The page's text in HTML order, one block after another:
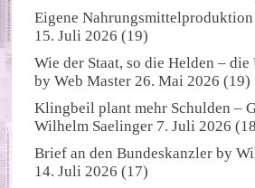
Eigene Nahrungsmittelproduktion
15. Juli 2026 (19)
Wie der Staat, so die Helden –
byWeb Master 26. Mai 2026 (19)
Klingbeil plant mehr Schulden –
Wilhelm Saelinger 7. Juli 2026
Brief an den Bundeskanzler by
14. Juli 2026 (17)